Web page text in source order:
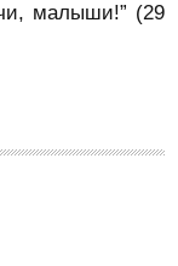
малыши!” (29